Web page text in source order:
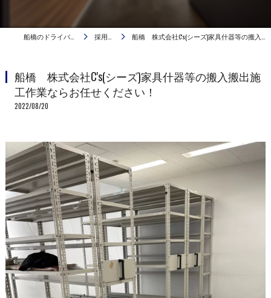
船橋のドライバーは株式会社C's 採用ブログ 船橋 株式会社C's(シーズ)家具什器等の搬入搬出施工作業ならお任せください！
船橋 株式会社C's(シーズ)家具什器等の搬入搬出施
工作業ならお任せください！
2022/08/20